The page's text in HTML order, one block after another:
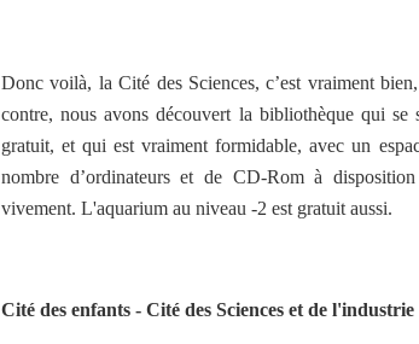
Donc voilà, la Cité des Sciences, c’est vraiment
contre, nous avons découvert la bibliothèque qui se
gratuit, et qui est vraiment formidable, avec un
nombre d’ordinateurs et de CD-Rom à
vivement. L'aquarium au niveau -2 est gratuit aussi.
Cité des enfants - Cité des Sciences et de l'industrie